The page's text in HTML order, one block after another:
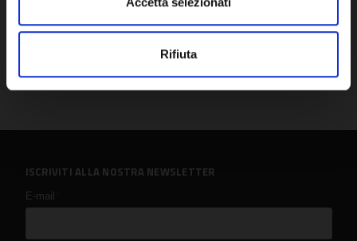
Rifiuta
ISCRIVITI ALLA NOSTRA NEWSLETTER